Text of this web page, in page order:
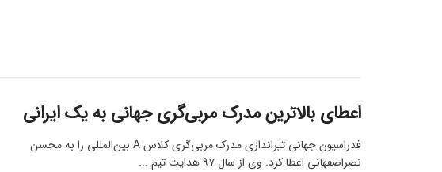
اعطای بالاترین مدرک مربی‌گری جهانی به یک ایرانی
فدراسیون جهانی تیراندازی مدرک مربی‌گری کلاس A بین‌المللی را به محسن
نصراصفهانی اعطا کرد. وی از سال ۹۷ هدایت تیم ...